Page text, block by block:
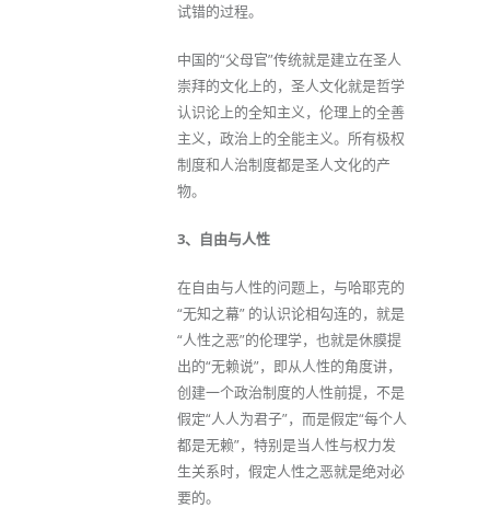
试错的过程。
中国的“父母官”传统就是建立在圣人
崇拜的文化上的，圣人文化就是哲学
认识论上的全知主义，伦理上的全善
主义，政治上的全能主义。所有极权
制度和人治制度都是圣人文化的产
物。
3、自由与人性
在自由与人性的问题上，与哈耶克的
“无知之幕” 的认识论相勾连的，就是
“人性之恶”的伦理学，也就是休膜提
出的“无赖说”，即从人性的角度讲，
创建一个政治制度的人性前提，不是
假定“人人为君子”，而是假定“每个人
都是无赖”，特别是当人性与权力发
生关系时，假定人性之恶就是绝对必
要的。